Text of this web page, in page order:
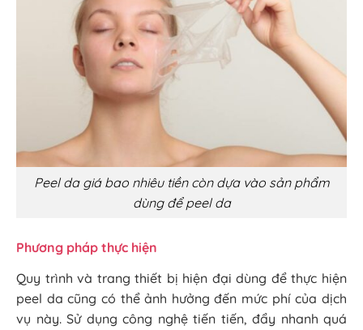
Peel da giá bao nhiêu tiền còn dựa vào sản phẩm
dùng để peel da
Phương pháp thực hiện
Quy trình và trang thiết bị hiện đại dùng để thực hiện
peel da cũng có thể ảnh hưởng đến mức phí của dịch
vụ này. Sử dụng công nghệ tiến tiến, đẩy nhanh quá